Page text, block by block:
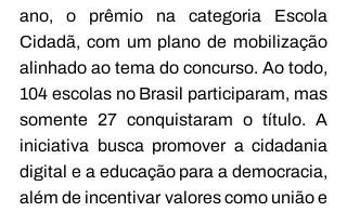
ano, o prêmio na categoria Escola
Cidadã, com um plano de mobilização
alinhado ao tema do concurso. Ao todo,
104 escolas no Brasil participaram, mas
somente 27 conquistaram o título. A
iniciativa busca promover a cidadania
digital e a educação para a democracia,
além de incentivar valores como união e